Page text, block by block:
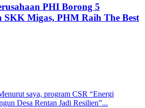
PHI Borong 5
SKK Migas, PHM Raih The Best
saya, program CSR “Energi
Desa Rentan Jadi Resilien”...